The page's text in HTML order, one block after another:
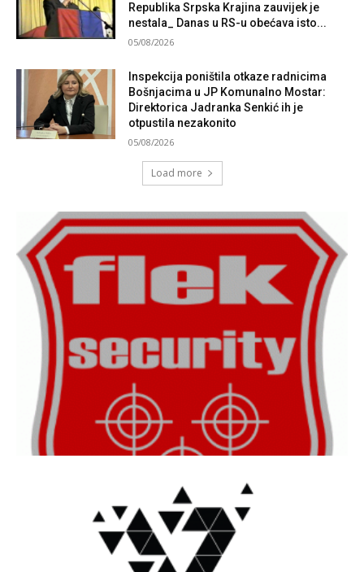
Republika Srpska Krajina zauvijek je
nestala_ Danas u RS-u obećava isto...
05/08/2026
Inspekcija poništila otkaze radnicima
Bošnjacima u JP Komunalno Mostar:
Direktorica Jadranka Senkić ih je
otpustila nezakonito
05/08/2026
Load more